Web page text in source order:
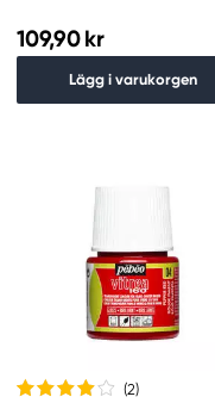
109,90 kr
Lägg i varukorgen
(2)